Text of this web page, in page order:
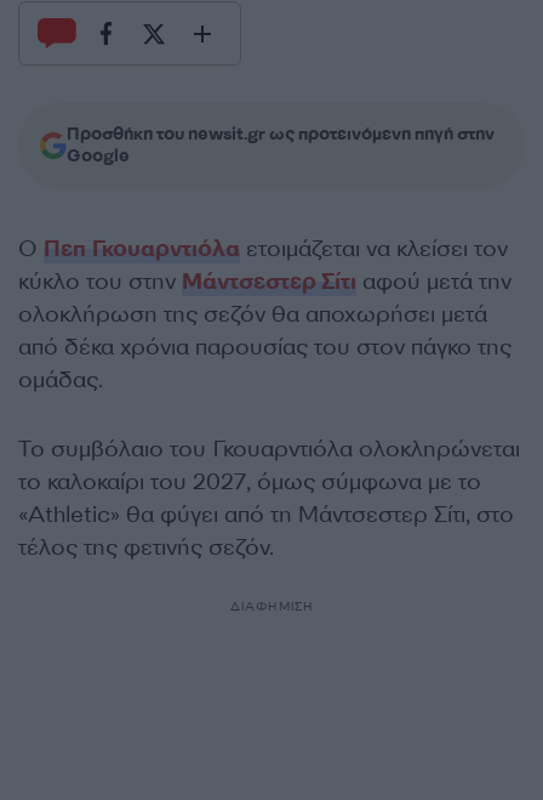
Προσθήκη του newsit.gr ως προτεινόμενη πηγή στην
Google
Ο Πεπ Γκουαρντιόλα ετοιμάζεται να κλείσει τον
κύκλο του στην Μάντσεστερ Σίτι αφού μετά την
ολοκλήρωση της σεζόν θα αποχωρήσει μετά
από δέκα χρόνια παρουσίας του στον πάγκο της
ομάδας.
Το συμβόλαιο του Γκουαρντιόλα ολοκληρώνεται
το καλοκαίρι του 2027, όμως σύμφωνα με το
«Athletic» θα φύγει από τη Μάντσεστερ Σίτι, στο
τέλος της φετινής σεζόν.
ΔΙΑΦΗΜΙΣΗ